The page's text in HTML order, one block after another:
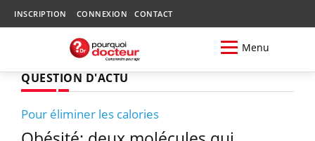
INSCRIPTION CONNEXION CONTACT
Menu
QUESTION D'ACTU
Pour éliminer les calories